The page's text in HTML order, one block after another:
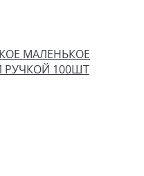
МАЛЕНЬКОЕ
РУЧКОЙ 100ШТ